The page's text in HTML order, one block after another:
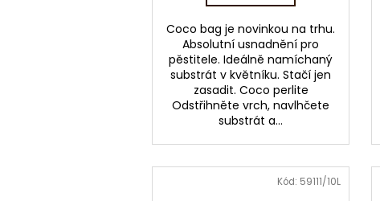
Coco bag je novinkou na trhu.
Absolutní usnadnění pro
pěstitele. Ideálně namíchaný
substrát v květníku. Stačí jen
zasadit. Coco perlite
Odstřihněte vrch, navlhčete
substrát a...
Kód: 59111/10L